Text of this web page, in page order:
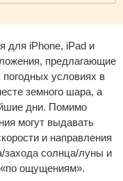
для iPhone, iPad и
предлагающие
условиях в
земного шара, а
дни. Помимо
могут выдавать
и направления
захода солнца/луны и
ощущениям».